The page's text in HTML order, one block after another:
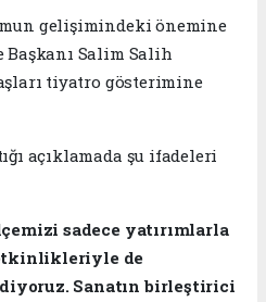
gelişimindeki önemine
Başkanı Salim Salih
tiyatro gösterimine
açıklamada şu ifadeleri
sadece yatırımlarla
de
Sanatın birleştirici